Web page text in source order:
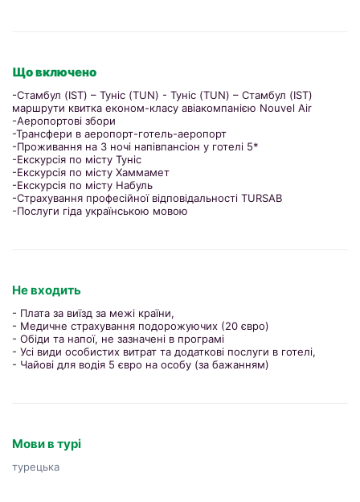
Що включено
-Стамбул (IST) – Туніс (TUN) - Туніс (TUN) – Стамбул (IST)
маршрути квитка економ-класу авіакомпанією Nouvel Air
-Аеропортові збори
-Трансфери в аеропорт-готель-аеропорт
-Проживання на 3 ночі напівпансіон у готелі 5*
-Екскурсія по місту Туніс
-Екскурсія по місту Хаммамет
-Екскурсія по місту Набуль
-Страхування професійної відповідальності TURSAB
-Послуги гіда українською мовою
Не входить
- Плата за виїзд за межі країни,
- Медичне страхування подорожуючих (20 євро)
- Обіди та напої, не зазначені в програмі
- Усі види особистих витрат та додаткові послуги в готелі,
- Чайові для водія 5 євро на особу (за бажанням)
Мови в турі
турецька